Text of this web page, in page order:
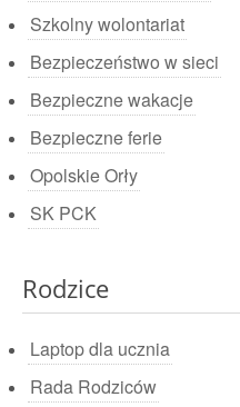
Szkolny wolontariat
Bezpieczeństwo w sieci
Bezpieczne wakacje
Bezpieczne ferie
Opolskie Orły
SK PCK
Rodzice
Laptop dla ucznia
Rada Rodziców